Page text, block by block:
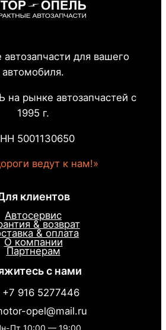
автозапчасти для вашего
автомобиля.
рынке автозапчастей с
1995 г.
5001130650
ведут к нам!»
клиентов
Автосервис
& возврат
& оплата
О компании
Партнерам
с нами
+7 916 5277446
opel@mail.ru
Пт 10:00 — 19:00 ,